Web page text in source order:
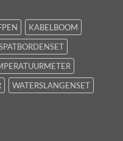
KABELBOOM
WATERSLANGENSET